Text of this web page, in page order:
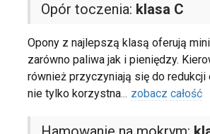
Opór toczenia: klasa C
Opony z najlepszą klasą oferują
zarówno paliwa jak i pieniędzy.
również przyczyniają się do
nie tylko korzystna... zobacz całość